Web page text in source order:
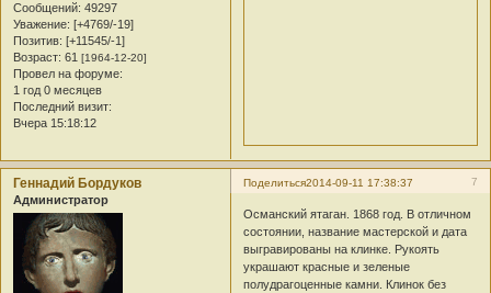
Сообщений: 49297
Уважение: [+4769/-19]
Позитив: [+11545/-1]
Возраст: 61 [1964-12-20]
Провел на форуме:
1 год 0 месяцев
Последний визит:
Вчера 15:18:12
Поделиться 7
2014-09-11 17:38:37
Геннадий Бордуков
Администратор
Османский ятаган. 1868 год. В отличном
состоянии, название мастерской и дата
выгравированы на клинке. Рукоять
украшают красные и зеленые
полудрагоценные камни. Клинок без